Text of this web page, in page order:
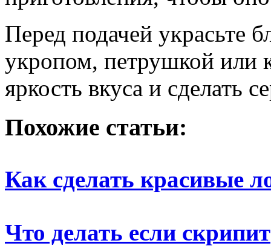
Перед подачей украсьте
укропом, петрушкой или
яркость вкуса и сделать
Похожие статьи:
Как сделать красивые
Что делать если скрипит